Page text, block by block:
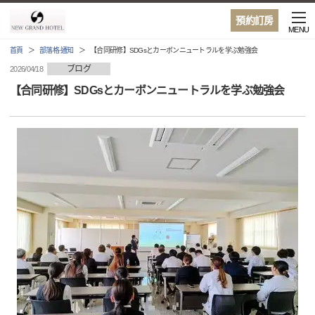
預約訂房
MENU
首頁 部落格·通知 【合同研修】SDGsとカーボンニュートラルを学ぶ勉強会
2026/04/18 ブログ
【合同研修】SDGsとカーボンニュートラルを学ぶ勉強会